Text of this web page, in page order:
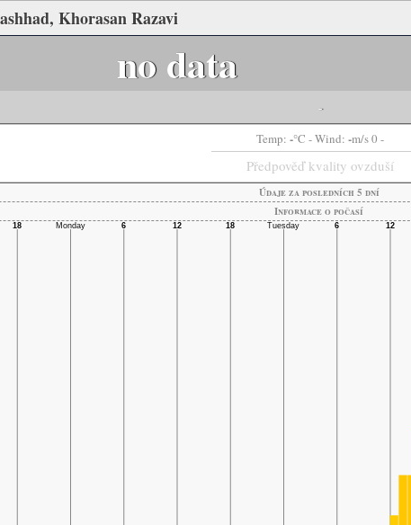
Khorasan Razavi
no data
-
Temp: -°C - Wind: -m/s 0 -
Předpověď kvality ovzduší
Údaje za posledních 5 dní
Informace o počasí